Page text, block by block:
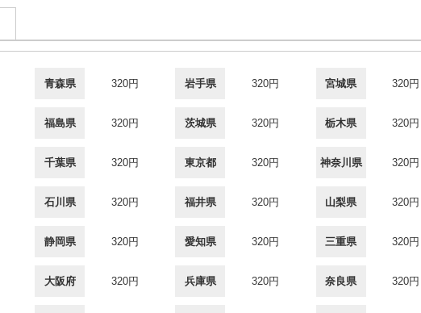
青森県 320円 岩手県 320円 宮城県 320円
福島県 320円 茨城県 320円 栃木県 320円
千葉県 320円 東京都 320円 神奈川県 320円
石川県 320円 福井県 320円 山梨県 320円
静岡県 320円 愛知県 320円 三重県 320円
大阪府 320円 兵庫県 320円 奈良県 320円